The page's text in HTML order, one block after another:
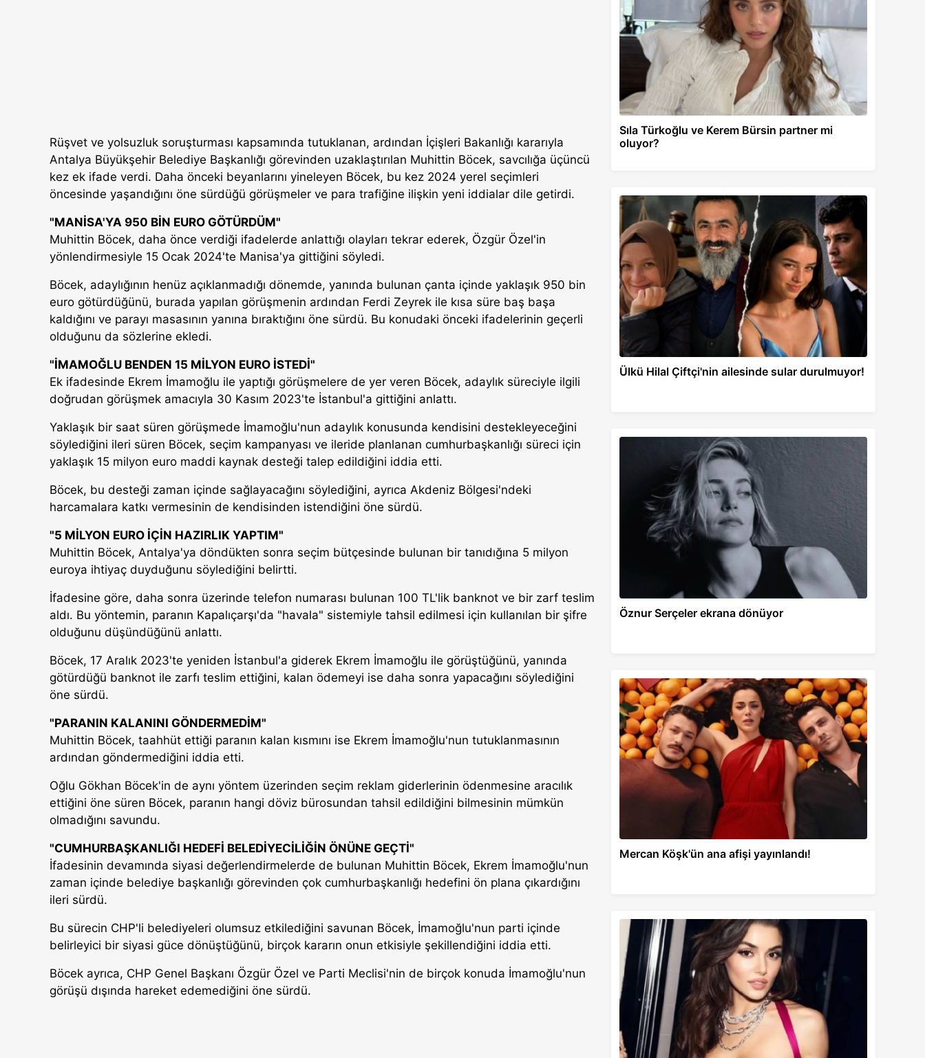
Rüşvet ve yolsuzluk soruşturması kapsamında tutuklanan, ardından İçişleri Bakanlığı kararıyla
Antalya Büyükşehir Belediye Başkanlığı görevinden uzaklaştırılan Muhittin Böcek, savcılığa üçüncü
kez ek ifade verdi. Daha önceki beyanlarını yineleyen Böcek, bu kez 2024 yerel seçimleri
öncesinde yaşandığını öne sürdüğü görüşmeler ve para trafiğine ilişkin yeni iddialar dile getirdi.
"MANİSA'YA 950 BİN EURO GÖTÜRDÜM"
Muhittin Böcek, daha önce verdiği ifadelerde anlattığı olayları tekrar ederek, Özgür Özel'in
yönlendirmesiyle 15 Ocak 2024'te Manisa'ya gittiğini söyledi.
Böcek, adaylığının henüz açıklanmadığı dönemde, yanında bulunan çanta içinde yaklaşık 950 bin
euro götürdüğünü, burada yapılan görüşmenin ardından Ferdi Zeyrek ile kısa süre baş başa
kaldığını ve parayı masasının yanına bıraktığını öne sürdü. Bu konudaki önceki ifadelerinin geçerli
olduğunu da sözlerine ekledi.
"İMAMOĞLU BENDEN 15 MİLYON EURO İSTEDİ"
Ek ifadesinde Ekrem İmamoğlu ile yaptığı görüşmelere de yer veren Böcek, adaylık süreciyle ilgili
doğrudan görüşmek amacıyla 30 Kasım 2023'te İstanbul'a gittiğini anlattı.
Yaklaşık bir saat süren görüşmede İmamoğlu'nun adaylık konusunda kendisini destekleyeceğini
söylediğini ileri süren Böcek, seçim kampanyası ve ileride planlanan cumhurbaşkanlığı süreci için
yaklaşık 15 milyon euro maddi kaynak desteği talep edildiğini iddia etti.
Böcek, bu desteği zaman içinde sağlayacağını söylediğini, ayrıca Akdeniz Bölgesi'ndeki
harcamalara katkı vermesinin de kendisinden istendiğini öne sürdü.
"5 MİLYON EURO İÇİN HAZIRLIK YAPTIM"
Muhittin Böcek, Antalya'ya döndükten sonra seçim bütçesinde bulunan bir tanıdığına 5 milyon
euroya ihtiyaç duyduğunu söylediğini belirtti.
İfadesine göre, daha sonra üzerinde telefon numarası bulunan 100 TL'lik banknot ve bir zarf teslim
aldı. Bu yöntemin, paranın Kapalıçarşı'da "havala" sistemiyle tahsil edilmesi için kullanılan bir şifre
olduğunu düşündüğünü anlattı.
Böcek, 17 Aralık 2023'te yeniden İstanbul'a giderek Ekrem İmamoğlu ile görüştüğünü, yanında
götürdüğü banknot ile zarfı teslim ettiğini, kalan ödemeyi ise daha sonra yapacağını söylediğini
öne sürdü.
"PARANIN KALANINI GÖNDERMEDİM"
Muhittin Böcek, taahhüt ettiği paranın kalan kısmını ise Ekrem İmamoğlu'nun tutuklanmasının
ardından göndermediğini iddia etti.
Oğlu Gökhan Böcek'in de aynı yöntem üzerinden seçim reklam giderlerinin ödenmesine aracılık
ettiğini öne süren Böcek, paranın hangi döviz bürosundan tahsil edildiğini bilmesinin mümkün
olmadığını savundu.
"CUMHURBAŞKANLIĞI HEDEFİ BELEDİYECİLİĞİN ÖNÜNE GEÇTİ"
İfadesinin devamında siyasi değerlendirmelerde de bulunan Muhittin Böcek, Ekrem İmamoğlu'nun
zaman içinde belediye başkanlığı görevinden çok cumhurbaşkanlığı hedefini ön plana çıkardığını
ileri sürdü.
Bu sürecin CHP'li belediyeleri olumsuz etkilediğini savunan Böcek, İmamoğlu'nun parti içinde
belirleyici bir siyasi güce dönüştüğünü, birçok kararın onun etkisiyle şekillendiğini iddia etti.
Böcek ayrıca, CHP Genel Başkanı Özgür Özel ve Parti Meclisi'nin de birçok konuda İmamoğlu'nun
görüşü dışında hareket edemediğini öne sürdü.
Sıla Türkoğlu ve Kerem Bürsin partner mi
oluyor?
Ülkü Hilal Çiftçi'nin ailesinde sular durulmuyor!
Öznur Serçeler ekrana dönüyor
Mercan Köşk'ün ana afişi yayınlandı!